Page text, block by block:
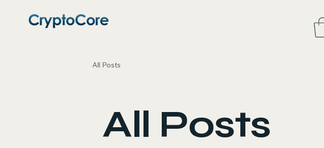
All Posts
All Posts